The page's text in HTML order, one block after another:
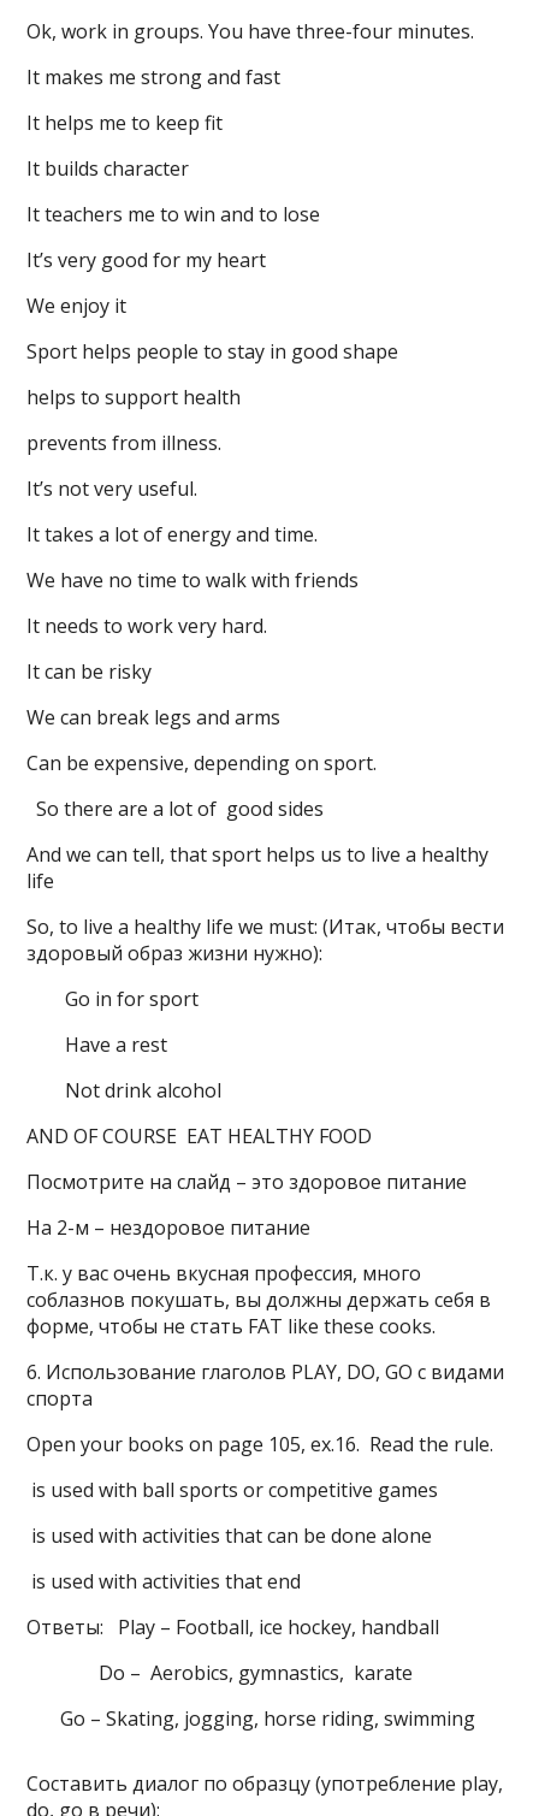
Ok, work in groups. You have three-four minutes.
It makes me strong and fast
It helps me to keep fit
It builds character
It teachers me to win and to lose
It’s very good for my heart
We enjoy it
Sport helps people to stay in good shape
helps to support health
prevents from illness.
It’s not very useful.
It takes a lot of energy and time.
We have no time to walk with friends
It needs to work very hard.
It can be risky
We can break legs and arms
Can be expensive, depending on sport.
So there are a lot of good sides
And we can tell, that sport helps us to live a healthy
life
So, to live a healthy life we must: (Итак, чтобы вести
здоровый образ жизни нужно):
Go in for sport
Have a rest
Not drink alcohol
AND OF COURSE EAT HEALTHY FOOD
Посмотрите на слайд – это здоровое питание
На 2-м – нездоровое питание
Т.к. у вас очень вкусная профессия, много
соблазнов покушать, вы должны держать себя в
форме, чтобы не стать FAT like these cooks.
6. Использование глаголов PLAY, DO, GO с видами
спорта
Open your books on page 105, ex.16. Read the rule.
is used with ball sports or competitive games
is used with activities that can be done alone
is used with activities that end
Ответы: Play – Football, ice hockey, handball
Do – Aerobics, gymnastics, karate
Go – Skating, jogging, horse riding, swimming
Составить диалог по образцу (употребление play,
do, go в речи):